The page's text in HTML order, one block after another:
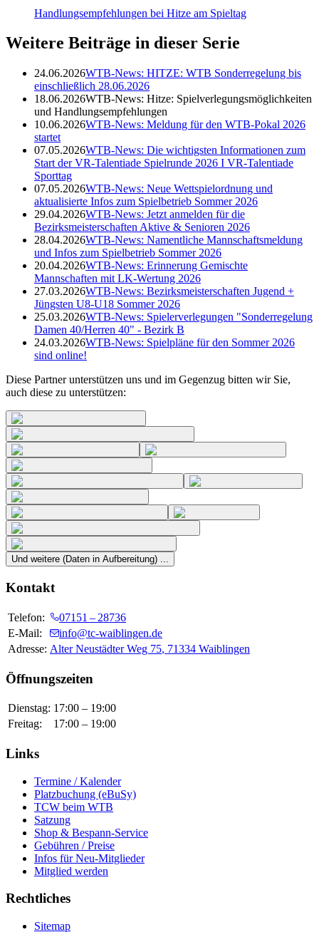
Handlungsempfehlungen bei Hitze am Spieltag
Weitere Beiträge in dieser Serie
24.06.2026WTB-News: HITZE: WTB Sonderregelung bis
einschließlich 28.06.2026
18.06.2026WTB-News: Hitze: Spielverlegungsmöglichkeiten
und Handlungsempfehlungen
10.06.2026WTB-News: Meldung für den WTB-Pokal 2026
startet
07.05.2026WTB-News: Die wichtigsten Informationen zum
Start der VR-Talentiade Spielrunde 2026 I VR-Talentiade
Sporttag
07.05.2026WTB-News: Neue Wettspielordnung und
aktualisierte Infos zum Spielbetrieb Sommer 2026
29.04.2026WTB-News: Jetzt anmelden für die
Bezirksmeisterschaften Aktive & Senioren 2026
28.04.2026WTB-News: Namentliche Mannschaftsmeldung
und Infos zum Spielbetrieb Sommer 2026
20.04.2026WTB-News: Erinnerung Gemischte
Mannschaften mit LK-Wertung 2026
27.03.2026WTB-News: Bezirksmeisterschaften Jugend +
Jüngsten U8-U18 Sommer 2026
25.03.2026WTB-News: Spielerverlegungen "Sonderregelung
Damen 40/Herren 40" - Bezirk B
24.03.2026WTB-News: Spielpläne für den Sommer 2026
sind online!
Diese Partner unterstützen uns und im Gegenzug bitten wir Sie,
auch diese zu unterstützen:
Und weitere (Daten in Aufbereitung) ...
Kontakt
Telefon:
07151 – 28736
E-Mail:
info@tc-waiblingen.de
Adresse: Alter Neustädter Weg 75, 71334 Waiblingen
Öffnungszeiten
Dienstag: 17:00 – 19:00
Freitag: 17:00 – 19:00
Links
Termine / Kalender
Platzbuchung (eBuSy)
TCW beim WTB
Satzung
Shop & Bespann-Service
Gebühren / Preise
Infos für Neu-Mitglieder
Mitglied werden
Rechtliches
Sitemap